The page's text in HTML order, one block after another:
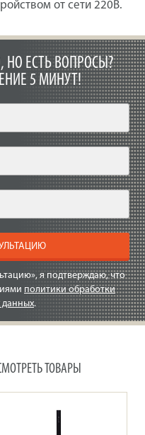
от сети 220В.
НО ЕСТЬ ВОПРОСЫ?
5 МИНУТ!
я подтверждаю, что
политики обработки
данных.
ТОВАРЫ